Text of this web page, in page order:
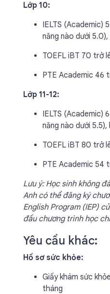
Lớp 10:
IELTS (Academic)
năng nào dưới
TOEFL iBT 70 trở
PTE Academic 46
Lớp 11-12:
IELTS (Academic)
năng nào dưới 5.5),
TOEFL iBT 80 trở
PTE Academic 54
Lưu ý: Học sinh không
Anh có thể đăng ký
English Program (IEP)
đầu chương trình học
Yêu cầu khác:
Hồ sơ sức khỏe:
Giấy khám sức
tháng